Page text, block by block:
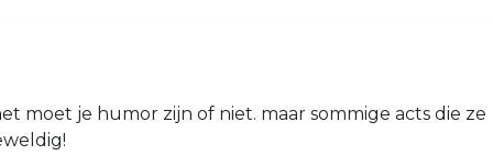
moet je humor zijn of niet. maar sommige acts die ze